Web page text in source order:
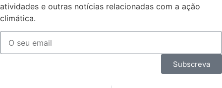
atividades e outras notícias relacionadas com a ação
climática.
Subscreva